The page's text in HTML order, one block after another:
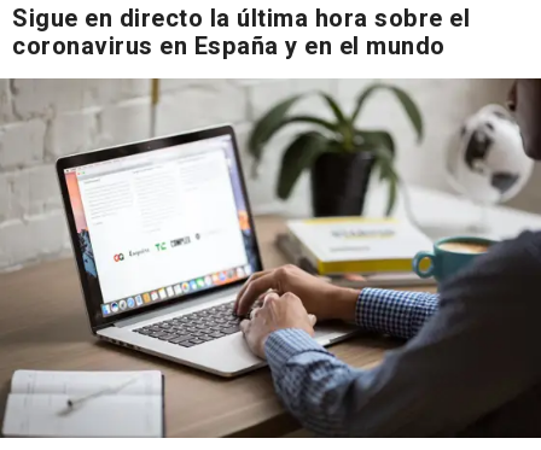
Sigue en directo la última hora sobre el
coronavirus en España y en el mundo